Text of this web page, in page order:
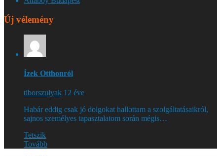
Új vélemény
Ízek Otthonról
tiborszulyak 12 éve
Habár eddig csak jó dolgokat hallottam a szolgáltatásaikról,
sajnos személyes tapasztalatom során mégis…
Tetszik
Tovább